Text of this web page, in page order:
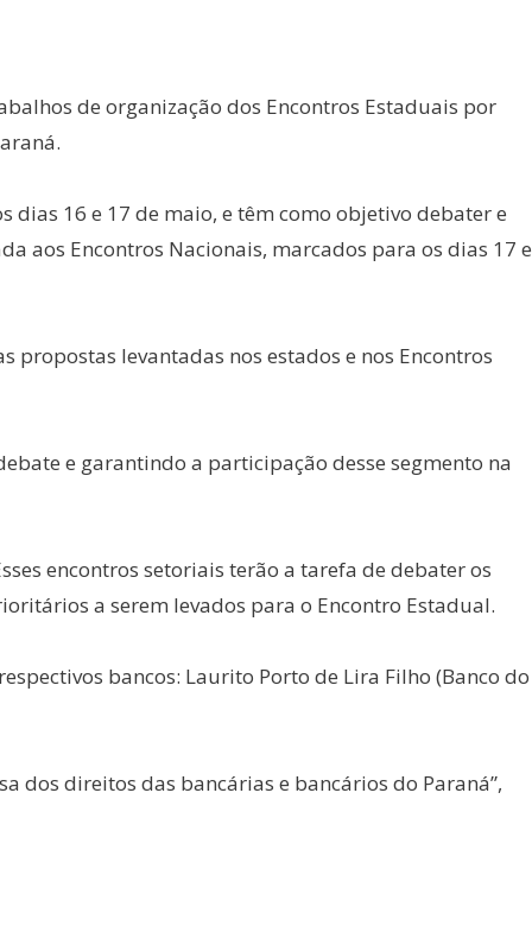
de organização dos Encontros Estaduais por
dias 16 e 17 de maio, e têm como objetivo debater e
aos Encontros Nacionais, marcados para os dias 17 e
propostas levantadas nos estados e nos Encontros
e garantindo a participação desse segmento na
encontros setoriais terão a tarefa de debater os
a serem levados para o Encontro Estadual.
bancos: Laurito Porto de Lira Filho (Banco do
dos direitos das bancárias e bancários do Paraná”,